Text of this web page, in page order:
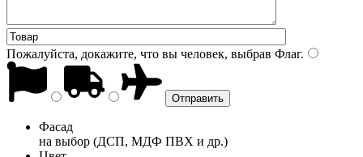
Пожалуйста, докажите, что вы человек, выбрав Флаг.
Фасад
на выбор (ДСП, МДФ ПВХ и др.)